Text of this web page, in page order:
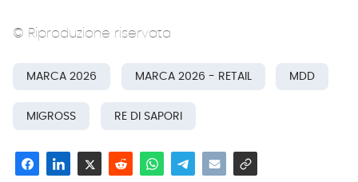
© Riproduzione riservata
MARCA 2026 MARCA 2026 - RETAIL MDD
MIGROSS RE DI SAPORI